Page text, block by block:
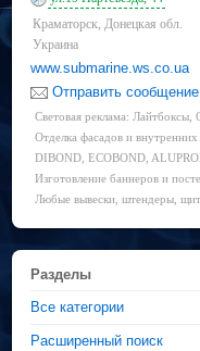
Краматорск, Донецкая обл.
Украина
www.submarine.ws.co.ua
Отправить сообщение
Световая реклама:
Отделка фасадов и
DIBOND, ECOBOND,
Изготовление баннеров и
Любые вывески, штендеры,
Разделы
Все категории
Расширенный поиск